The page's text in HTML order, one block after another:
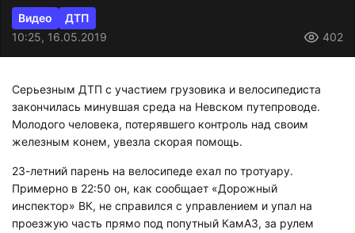
Видео
ДТП
10:25, 16.05.2019
402
Серьезным ДТП с участием грузовика и велосипедиста
закончилась минувшая среда на Невском путепроводе.
Молодого человека, потерявшего контроль над своим
железным конем, увезла скорая помощь.
23-летний парень на велосипеде ехал по тротуару.
Примерно в 22:50 он, как сообщает «Дорожный
инспектор» ВК, не справился с управлением и упал на
проезжую часть прямо под попутный КамАЗ, за рулем